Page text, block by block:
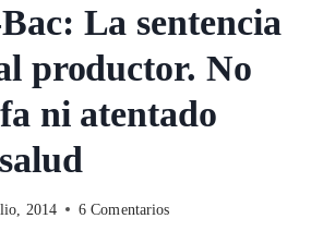
La sentencia
productor. No
ni atentado
2014 6 Comentarios